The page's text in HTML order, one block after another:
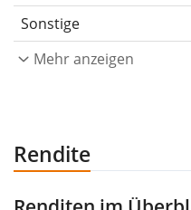
Sonstige
Mehr anzeigen
Rendite